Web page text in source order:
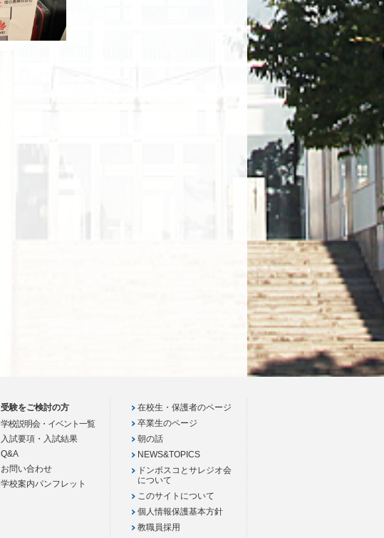
受験をご検討の方
学校説明会・イベント一覧
入試要項・入試結果
Q&A
お問い合わせ
学校案内パンフレット
在校生・保護者のページ
卒業生のページ
朝の話
NEWS&TOPICS
ドンボスコとサレジオ会
について
このサイトについて
個人情報保護基本方針
教職員採用